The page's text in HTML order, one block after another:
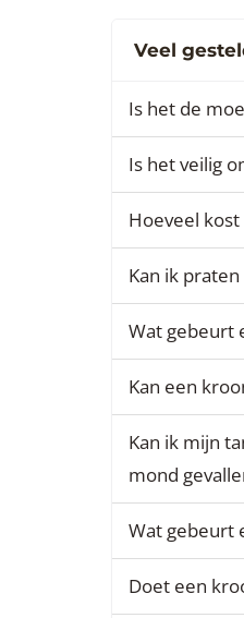
Veel
Is het de
Is het veilig
Hoeveel
Kan ik
Wat gebeurt
Kan een
Kan ik mijn
mond
Wat gebeurt
Doet een